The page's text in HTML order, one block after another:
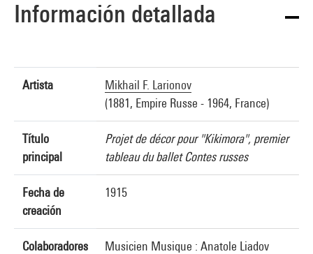
Información detallada
Artista
Mikhail F. Larionov
(1881, Empire Russe - 1964, France)
Título
principal
Projet de décor pour "Kikimora", premier
tableau du ballet Contes russes
Fecha de
creación
1915
Colaboradores
Musicien Musique : Anatole Liadov